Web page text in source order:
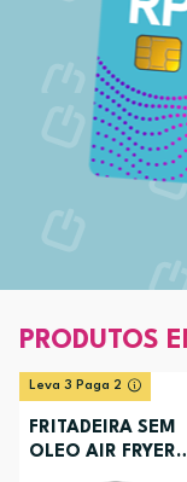
PRODUTOS
Leva 3 Paga 2
FRITADEIRA SEM
OLEO AIR FRYER